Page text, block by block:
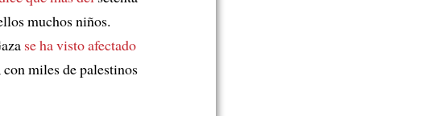
muchos niños.
se ha visto afectado
con miles de palestinos